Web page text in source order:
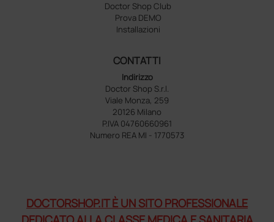
Doctor Shop Club
Prova DEMO
Installazioni
CONTATTI
Indirizzo
Doctor Shop S.r.l.
Viale Monza, 259
20126 Milano
P.IVA 04760660961
Numero REA MI - 1770573
DOCTORSHOP.IT È UN SITO PROFESSIONALE